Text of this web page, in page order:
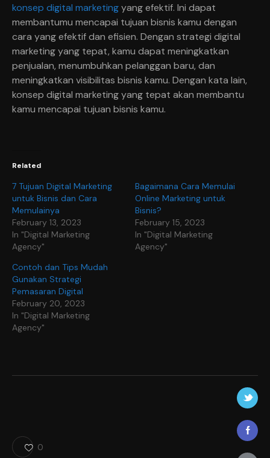
konsep digital marketingyang efektif. Ini dapat
membantumu mencapai tujuan bisnis kamu dengan
cara yang efektif dan efisien. Dengan strategi digital
marketing yang tepat, kamu dapat meningkatkan
penjualan, menumbuhkan pelanggan baru, dan
meningkatkan visibilitas bisnis kamu. Dengan kata lain,
konsep digital marketing yang tepat akan membantu
kamu mencapai tujuan bisnis kamu.
Related
7 Tujuan Digital Marketing
untuk Bisnis dan Cara
Memulainya
February 13, 2023
In "Digital Marketing
Agency"
Bagaimana Cara Memulai
Online Marketing untuk
Bisnis?
February 15, 2023
In "Digital Marketing
Agency"
Contoh dan Tips Mudah
Gunakan Strategi
Pemasaran Digital
February 20, 2023
In "Digital Marketing
Agency"
0